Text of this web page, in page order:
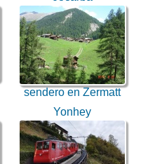
sendero en Zermatt
Yonhey